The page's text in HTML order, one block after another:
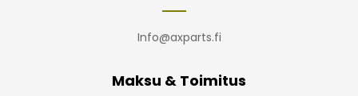
Info@axparts.fi
Maksu & Toimitus